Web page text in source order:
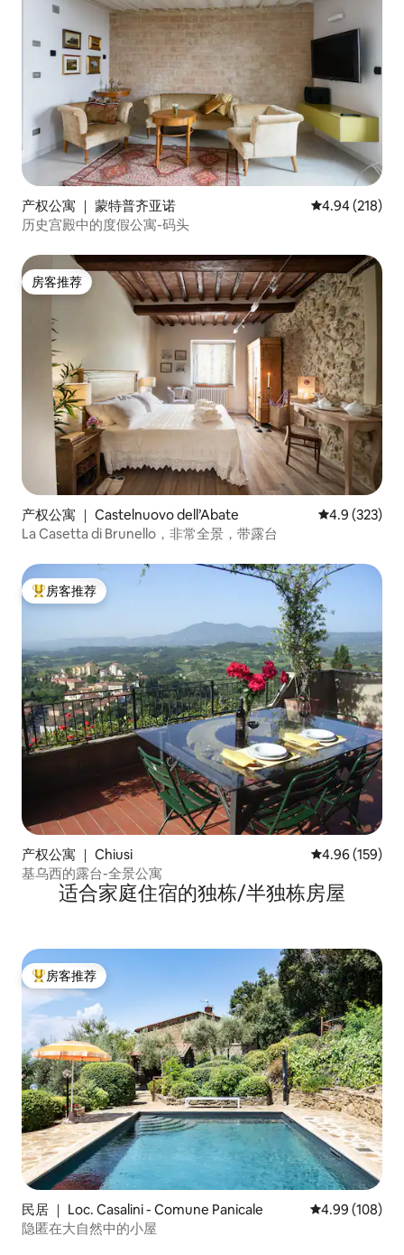
产权公寓 ｜ 蒙特普齐亚诺 平均评分 4.94
4.94 (218)
历史宫殿中的度假公寓-码头
房客推荐
房客推荐
产权公寓 ｜ Castelnuovo dell’Abate 平均评分 4.9
4.9 (323)
La Casetta di Brunello，非常全景，带露台
热门「房客推荐」
房客推荐
产权公寓 ｜ Chiusi 平均评分 4.96
4.96 (159)
基乌西的露台-全景公寓
适合家庭住宿的独栋/半独栋房屋
热门「房客推荐」
房客推荐
民居 ｜ Loc. Casalini - Comune Panicale 平均评分 4.99
4.99 (108)
隐匿在大自然中的小屋